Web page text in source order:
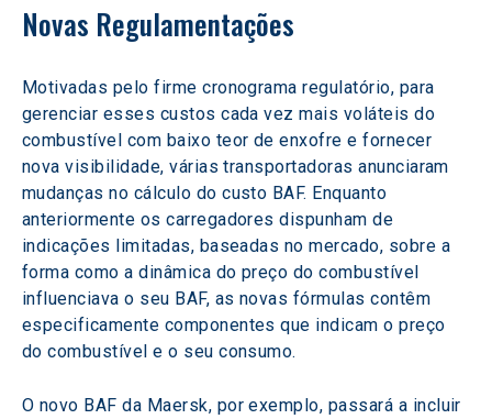
Novas Regulamentações
Motivadas pelo firme cronograma regulatório, para
gerenciar esses custos cada vez mais voláteis do
combustível com baixo teor de enxofre e fornecer
nova visibilidade, várias transportadoras anunciaram
mudanças no cálculo do custo BAF. Enquanto
anteriormente os carregadores dispunham de
indicações limitadas, baseadas no mercado, sobre a
forma como a dinâmica do preço do combustível
influenciava o seu BAF, as novas fórmulas contêm
especificamente componentes que indicam o preço
do combustível e o seu consumo.
O novo BAF da Maersk, por exemplo, passará a incluir